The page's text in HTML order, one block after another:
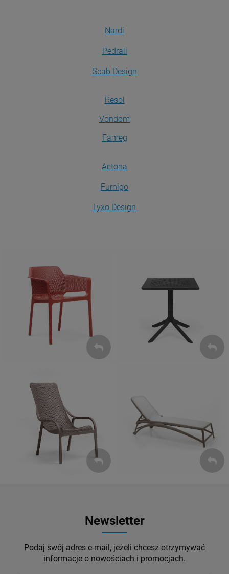
Nardi
Pedrali
Scab Design
Resol
Vondom
Fameg
Actona
Furnigo
Lyxo Design
ZOBACZ ZOBACZ
Newsletter
Podaj swój adres e-mail, jeżeli chcesz otrzymywać
informacje o nowościach i promocjach.